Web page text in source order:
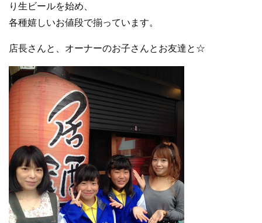
り生ビールを始め、
各種嬉しいお値段で揃っています。
店長さんと、オーナーのお子さんとお友達と☆